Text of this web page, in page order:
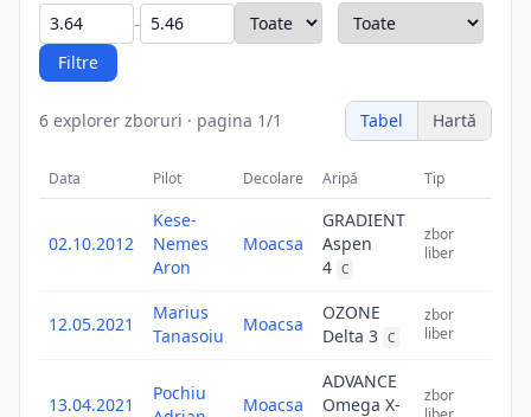
-
Filtre
6 explorer zboruri · pagina 1/1 Tabel Hartă
Data Pilot Decolare Aripă Tip
02.10.2012
Kese-
Nemes
Aron
Moacsa
GRADIENT
Aspen
4 C
zbor
liber
12.05.2021
Marius
Tanasoiu
Moacsa
OZONE
Delta 3 C
zbor
liber
13.04.2021
Pochiu
Moacsa
ADVANCE
Omega X-
zbor